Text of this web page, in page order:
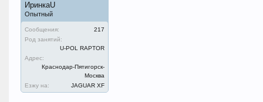
ИринкаU
Опытный
Сообщения:
217
Род занятий:
U-POL RAPTOR
Адрес:
Краснодар-Пятигорск-
Москва
Езжу на:
JAGUAR XF